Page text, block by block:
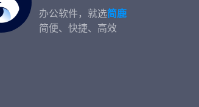
办公软件，就选简鹿
简便、快捷、高效